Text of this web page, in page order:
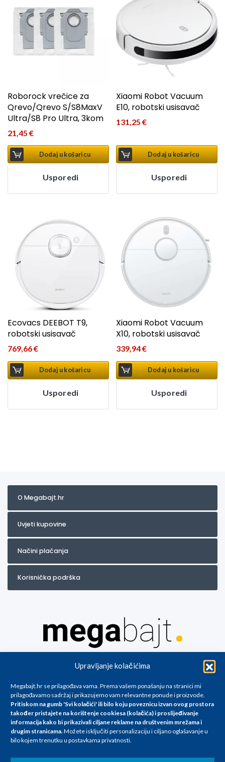
Upravljanje kolačićima
Megabajt.hr se prilagođava vama. Prema vašem ponašanju na stranici mi
prilagođavamo sadržaj i prikazujemo vam relevantne ponude i proizvode.
Pritiskom na gumb 'Svi kolačići' ili bilo koju poveznicu izvan ovog prostora
također pristajete na korištenje cookiesa (kolačića) i proslijeđivanje
informacija kako bi prikazivali ciljane reklame na društvenim mrežama i
drugim stranicama.Možete isključiti personalizaciju i ciljano oglašavanje u
bilo kojem trenutku u postavkama privatnosti.
Roborock vrečice za
Qrevo/Qrevo S/S8MaxV
Ultra/S8 Pro Ultra, 3kom
21,45 €
Dodaj u košaricu
Usporedi
Xiaomi Robot Vacuum
E10, robotski usisavač
131,25€
Dodaj u košaricu
Usporedi
Ecovacs DEEBOT T9,
robotski usisavač
769,66€
Dodaj u košaricu
Usporedi
Xiaomi Robot Vacuum
X10, robotski usisavač
339,94€
Dodaj u košaricu
Usporedi
O Megabajt.hr
Uvjeti kupovine
Načini plaćanja
Korisnička podrška
Za artikle kojih trenutno nema u ponudi obratite nam se na
info@megabajt.hr. Sve cijene su informativnog karaktera i podložne su
promjenama, a
iskazane su za avansno plaćanje(gotovina) u Eurima i uključuju PDV. Sve
cijene su iskazane isključivo za kupovinu putem webshop-a i mogu
se razlikovati od cijena u našim poslovnicama. Trudimo se dati što bolji
i točniji opis i sliku. Unatoč tome, ne možemo garantirati da su svi
navedeni podaci
i slike u potpunosti točni. Ne odgovaramo za eventualne pogreške
cijena.